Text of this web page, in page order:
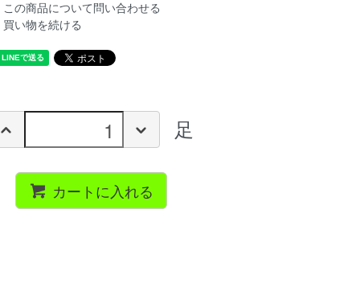
この商品について問い合わせる
買い物を続ける
足
カートに入れる